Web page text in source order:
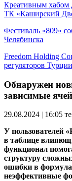
Креативным хабом
ТК «Каширский
Фестиваль «809»
Челябинска
Freedom Holding
регуляторов
Обнаружен
зависимые
29.08.2024 | 16:05
У пользователей
в таблице
функционал
структуру
ошибки в
неэффективные